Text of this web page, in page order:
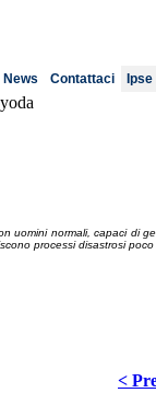
News Contattaci
uomini normali, capaci di
processi disastrosi
<